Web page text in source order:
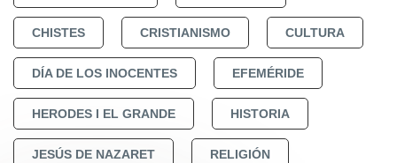
CHISTES CRISTIANISMO CULTURA
DÍA DE LOS INOCENTES EFEMÉRIDE
HERODES I EL GRANDE HISTORIA
JESÚS DE NAZARET RELIGIÓN